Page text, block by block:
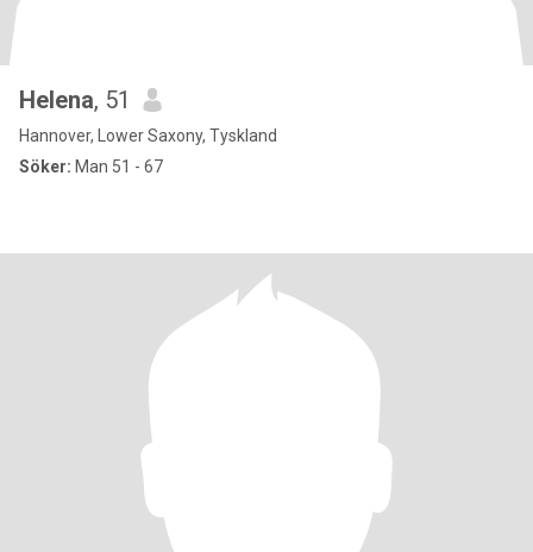
Helena, 51
Hannover, Lower Saxony, Tyskland
Söker: Man 51 - 67